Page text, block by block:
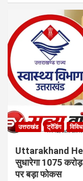
उत्तराखंड ट्रेंडिंग विविध
Uttarakhand
सुधारेगा 1075
पर बड़ा फोकस